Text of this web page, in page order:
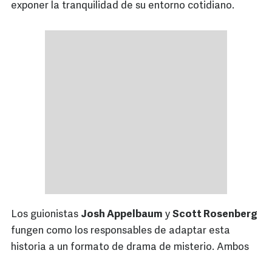
exponer la tranquilidad de su entorno cotidiano.
Los guionistas Josh Appelbaum y Scott Rosenberg
fungen como los responsables de adaptar esta
historia a un formato de drama de misterio. Ambos